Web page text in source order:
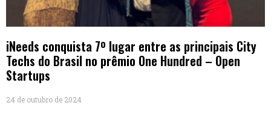
iNeeds conquista 7º lugar entre as principais City
Techs do Brasil no prêmio One Hundred – Open
Startups
24 de outubro de 2024